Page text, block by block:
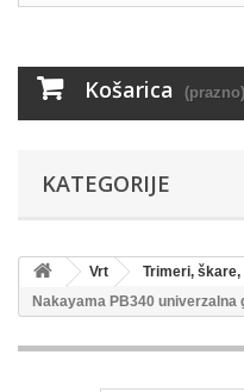
Košarica (prazno)
KATEGORIJE
Vrt Trimeri, škare,
Nakayama PB340 univerzalna